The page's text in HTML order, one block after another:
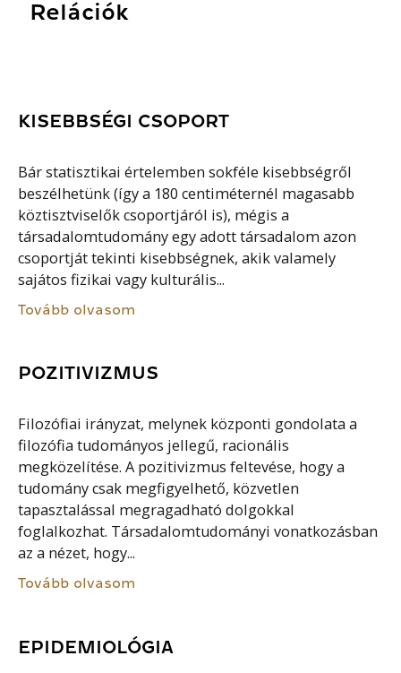
Relációk
KISEBBSÉGI CSOPORT
Bár statisztikai értelemben sokféle kisebbségről
beszélhetünk (így a 180 centiméternél magasabb
köztisztviselők csoportjáról is), mégis a
társadalomtudomány egy adott társadalom azon
csoportját tekinti kisebbségnek, akik valamely
sajátos fizikai vagy kulturális...
Tovább olvasom
POZITIVIZMUS
Filozófiai irányzat, melynek központi gondolata a
filozófia tudományos jellegű, racionális
megközelítése. A pozitivizmus feltevése, hogy a
tudomány csak megfigyelhető, közvetlen
tapasztalással megragadható dolgokkal
foglalkozhat. Társadalomtudományi vonatkozásban
az a nézet, hogy...
Tovább olvasom
EPIDEMIOLÓGIA